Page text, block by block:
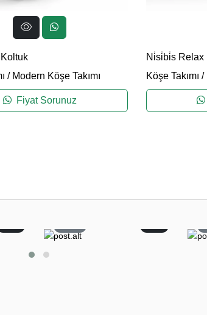
/ Modern Köşe Takımı
Fiyat Sorunuz
Ni̇si̇bi̇s Relax
Köşe Takımı /